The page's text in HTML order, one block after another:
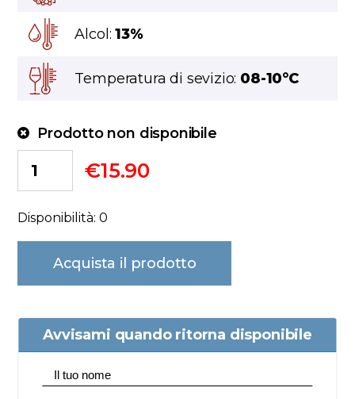
Alcol:13%
Temperatura di sevizio: 08-10°C
Prodotto non disponibile
€15.90
Disponibilità: 0
Acquista il prodotto
Avvisami quando ritorna disponibile